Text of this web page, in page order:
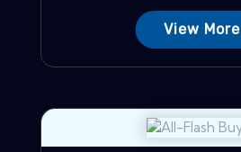
View More